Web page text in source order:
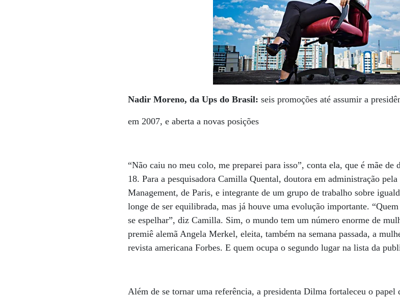
Nadir Moreno, da Ups do Brasil:seis promoções até assumir a
em 2007, e aberta a novas posições
“Não caiu no meu colo, me preparei para isso”, conta ela, que é mãe
18. Para a pesquisadora Camilla Quental, doutora em administração
Management, de Paris, e integrante de um grupo de trabalho sobre
longe de ser equilibrada, mas já houve uma evolução importante.
se espelhar”, diz Camilla. Sim, o mundo tem um número enorme de
premiê alemã Angela Merkel, eleita, também na semana passada, a
revista americana Forbes. E quem ocupa o segundo lugar na lista da
Além de se tornar uma referência, a presidenta Dilma fortaleceu o papel